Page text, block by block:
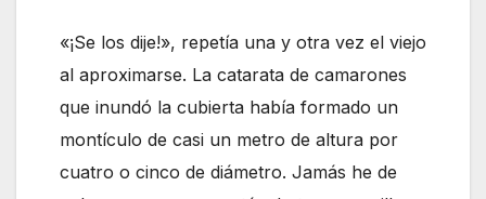
«¡Se los dije!», repetía una y otra vez el viejo
al aproximarse. La catarata de camarones
que inundó la cubierta había formado un
montículo de casi un metro de altura por
cuatro o cinco de diámetro. Jamás he de